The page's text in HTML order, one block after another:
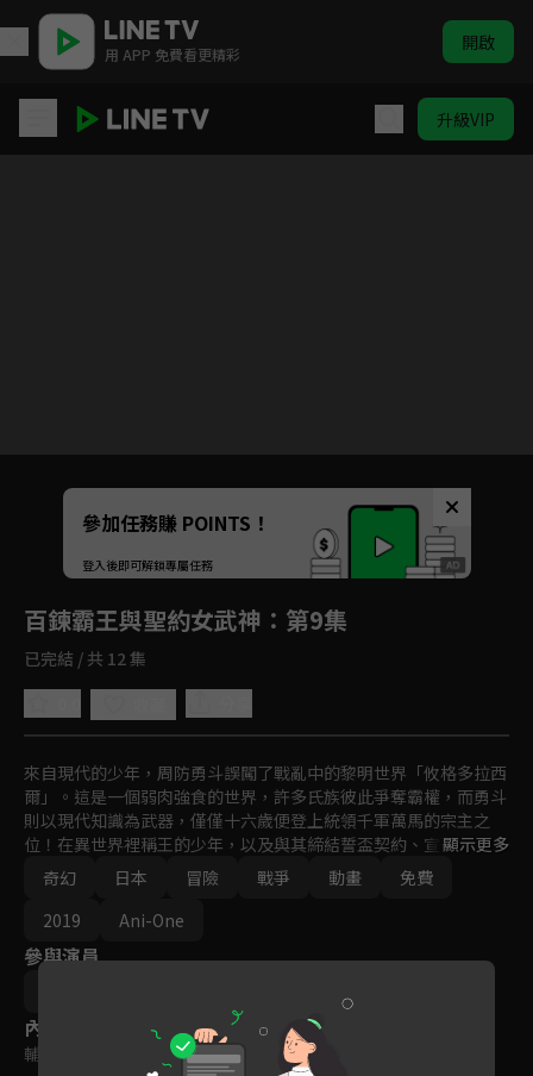
用 APP 免費看更精彩 開啟
升級VIP
Unmute
如有不便請見諒
參加任務賺 POINTS！
登入後即可解鎖專屬任務
百鍊霸王與聖約女武神 ：第9集
已完結 / 共 12 集
來自現代的少年，周防勇斗誤闖了戰亂中的黎明世界「攸格多拉西
爾」。這是一個弱肉強食的世界，許多氏族彼此爭奪霸權，而勇斗
則以現代知識為武器，僅僅十六歲便登上統領千軍萬馬的宗主之
位！在異世界裡稱王的少年，以及與其締結誓盃契約、宣誓忠誠不
二之心的美麗女武神們所交織出的痛快無雙幻想戰記，將由此開
幕。
顯示更多
奇幻
日本 冒險 戰爭 動畫
免費
2019
Ani-One
參與演員
內容標籤
輔導十二歲級